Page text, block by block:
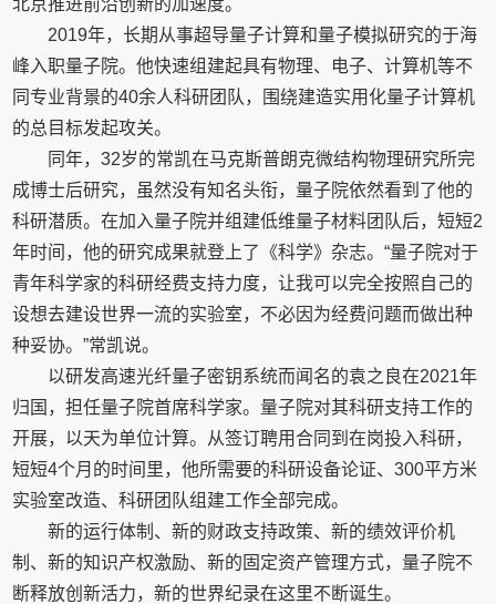
北京推进前沿创新的加速度。
2019年，长期从事超导量子计算和量子模拟研究的于海
峰入职量子院。他快速组建起具有物理、电子、计算机等不
同专业背景的40余人科研团队，围绕建造实用化量子计算机
的总目标发起攻关。
同年，32岁的常凯在马克斯普朗克微结构物理研究所完
成博士后研究，虽然没有知名头衔，量子院依然看到了他的
科研潜质。在加入量子院并组建低维量子材料团队后，短短2
年时间，他的研究成果就登上了《科学》杂志。“量子院对于
青年科学家的科研经费支持力度，让我可以完全按照自己的
设想去建设世界一流的实验室，不必因为经费问题而做出种
种妥协。”常凯说。
以研发高速光纤量子密钥系统而闻名的袁之良在2021年
归国，担任量子院首席科学家。量子院对其科研支持工作的
开展，以天为单位计算。从签订聘用合同到在岗投入科研，
短短4个月的时间里，他所需要的科研设备论证、300平方米
实验室改造、科研团队组建工作全部完成。
新的运行体制、新的财政支持政策、新的绩效评价机
制、新的知识产权激励、新的固定资产管理方式，量子院不
断释放创新活力，新的世界纪录在这里不断诞生。